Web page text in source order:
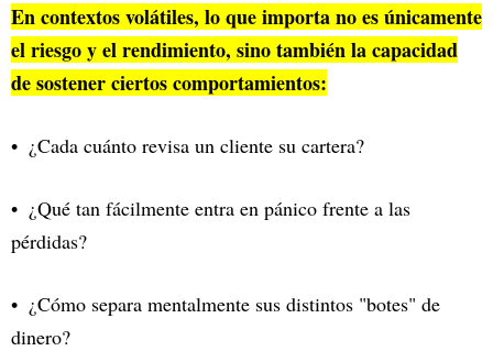
En contextos volátiles, lo que importa no es únicamente
el riesgo y el rendimiento, sino también la capacidad
de sostener ciertos comportamientos:
¿Cada cuánto revisa un cliente su cartera?
¿Qué tan fácilmente entra en pánico frente a las
pérdidas?
¿Cómo separa mentalmente sus distintos "botes" de
dinero?